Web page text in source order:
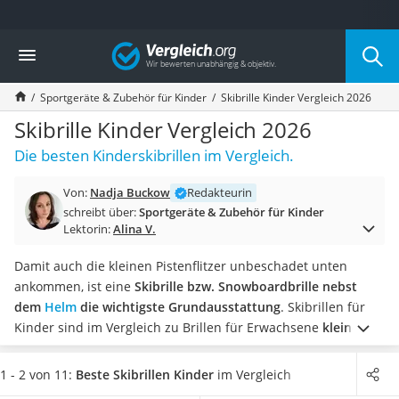
Die beliebtesten Vergleiche nach Kategorie
Kind & Baby
Babyphone mit 2 Kameras
Walkie-Talkie Kinder
Kindermatratzen
Babywippe
Rollschuhe für Kinder
Laufrad
Kinderschubkarre
Kinderuhr
Babyphone
Treppenschutzgitter
Kindersitz ab 4 Jahren
Kinderroller 3 Räder
Ferngesteuertes Auto
Vergleich
Sportgeräte & Zubehör für Kinder Skibrille Kinder Vergleich 2026
Skibrille Kinder Vergleich 2026
Die besten Kinderskibrillen im Vergleich.
Von: Nadja Buckow
Redakteurin
schreibt über:Sportgeräte & Zubehör für Kinder
Lektorin:Alina V.
Damit auch die kleinen Pistenflitzer unbeschadet unten
ankommen, ist eine Skibrille bzw. Snowboardbrille nebst
dem Helm die wichtigste Grundausstattung. Skibrillen für
Kinder sind im Vergleich zu Brillen für Erwachsene kleiner
geschnitten. Das ist wichtig, denn für eine gute Sicht sollte
die Skibrille überall am Gesicht anliegen. Alle Modelle bieten
1 - 2 von 11: Beste Skibrillen Kinder im Vergleich